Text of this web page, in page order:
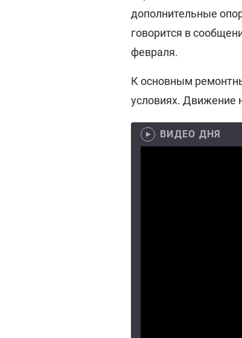
дополнительные
говорится в
февраля.
К основным
условиях. Движение
ВИДЕО ДНЯ